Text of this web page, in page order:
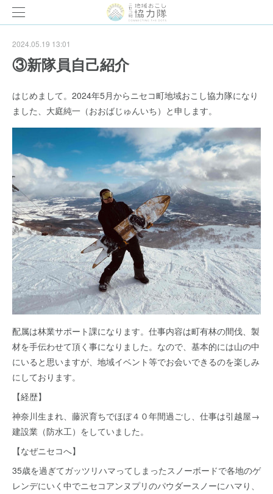
2024.05.19 13:01
③新隊員自己紹介
はじめまして。2024年5月からニセコ町地域おこし協力隊になり
ました、大庭純一（おおばじゅんいち）と申します。
配属は林業サポート課になります。仕事内容は町有林の間伐、製
材を手伝わせて頂く事になりました。なので、基本的には山の中
にいると思いますが、地域イベント等でお会いできるのを楽しみ
にしております。
【経歴】
神奈川生まれ、藤沢育ちでほぼ４０年間過ごし、仕事は引越屋→
建設業（防水工）をしていました。
【なぜニセコへ】
35歳を過ぎてガッツリハマってしまったスノーボードで各地のゲ
レンデにいく中でニセコアンヌプリのパウダースノーにハマり、